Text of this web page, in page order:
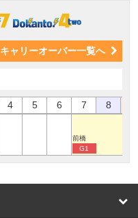
キャリーオーバー一覧へ
4 5 6 7 8
前橋
G1